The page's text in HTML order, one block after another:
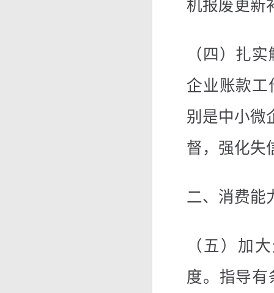
机报废更新
（四）扎
企业账款工
别是中小微
督，强化失
二、消费能
（五）加
度。指导